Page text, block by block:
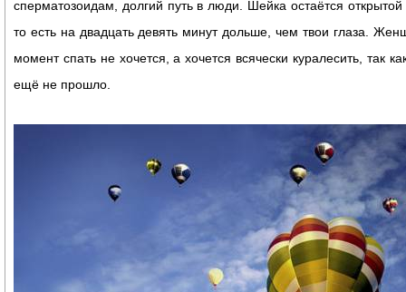
сперматозоидам, долгий путь в люди. Шейка остаётся
то есть на двадцать девять минут дольше, чем твои глаза.
момент спать не хочется, а хочется всячески куралесить, так
ещё не прошло.